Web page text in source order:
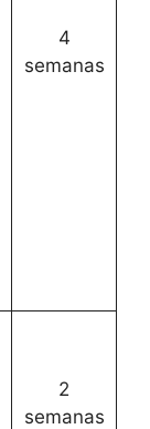
4
semanas
2
semanas